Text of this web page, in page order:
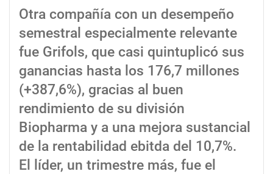
Otra compañía con un desempeño
semestral especialmente relevante
fue Grifols, que casi quintuplicó sus
ganancias hasta los 176,7 millones
(+387,6%), gracias al buen
rendimiento de su división
Biopharma y a una mejora sustancial
de la rentabilidad ebitda del 10,7%.
El líder, un trimestre más, fue el